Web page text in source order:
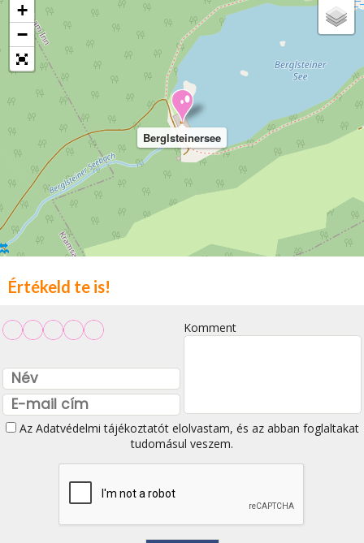
Berglsteinersee
+
−
Értékeld te is!
Komment
Az Adatvédelmi tájékoztatótelolvastam, és az abban foglaltakat
tudomásul veszem.